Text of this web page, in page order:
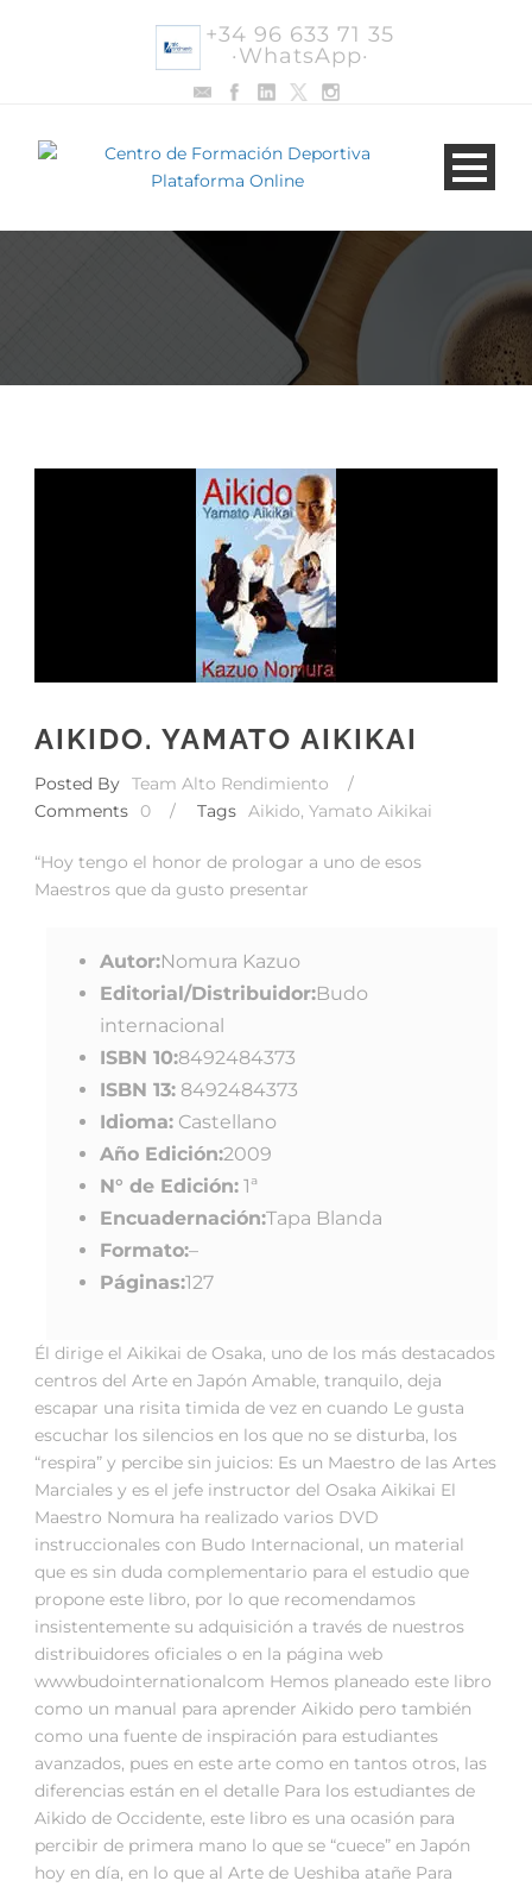
+34 96 633 71 35
·WhatsApp·
AIKIDO. YAMATO AIKIKAI
Posted By Team Alto Rendimiento
/
Comments
0 / Tags Aikido, Yamato Aikikai
“Hoy tengo el honor de prologar a uno de esos
Maestros que da gusto presentar
Autor:Nomura Kazuo
Editorial/Distribuidor:Budo
internacional
ISBN 10:8492484373
ISBN 13: 8492484373
Idioma: Castellano
Año Edición:2009
N° de Edición: 1ª
Encuadernación:Tapa Blanda
Formato:–
Páginas:127
Él dirige el Aikikai de Osaka, uno de los más destacados
centros del Arte en Japón Amable, tranquilo, deja
escapar una risita timida de vez en cuando Le gusta
escuchar los silencios en los que no se disturba, los
“respira” y percibe sin juicios: Es un Maestro de las Artes
Marciales y es el jefe instructor del Osaka Aikikai El
Maestro Nomura ha realizado varios DVD
instruccionales con Budo Internacional, un material
que es sin duda complementario para el estudio que
propone este libro, por lo que recomendamos
insistentemente su adquisición a través de nuestros
distribuidores oficiales o en la página web
wwwbudointernationalcom Hemos planeado este libro
como un manual para aprender Aikido pero también
como una fuente de inspiración para estudiantes
avanzados, pues en este arte como en tantos otros, las
diferencias están en el detalle Para los estudiantes de
Aikido de Occidente, este libro es una ocasión para
percibir de primera mano lo que se “cuece” en Japón
hoy en día, en lo que al Arte de Ueshiba atañe Para